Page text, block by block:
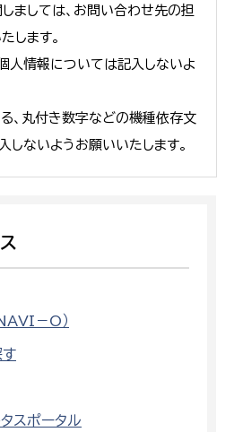
ましては、お問い合わせ先の担
します。
人情報については記入しないよ
、丸付き数字などの機種依存文
しないようお願いいたします。
－O）
スポータル